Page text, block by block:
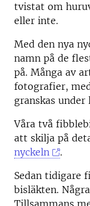
tvistat om
eller inte.
Med den nya
namn på de
på. Många av
fotografier,
granskas under
Våra två
att skilja på
nyckeln
.
Sedan tidigare
bisläkten.
Tillsammans